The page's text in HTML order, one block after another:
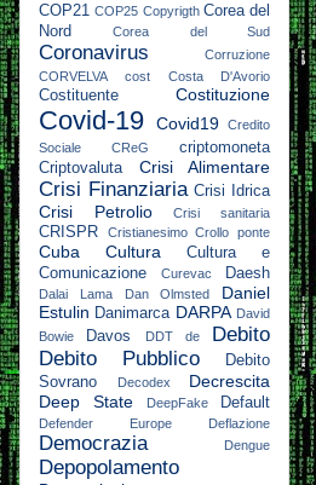
COP21 COP25 Copyrigth Corea del
Nord
Corea del Sud
Coronavirus
Corruzione
CORVELVA
cost Costa D'Avorio
Costituente Costituzione
Covid-19 Covid19
Credito
Sociale
CReG
criptomoneta
Criptovaluta
Crisi Alimentare
Crisi Finanziaria Crisi Idrica
Crisi Petrolio Crisi sanitaria
CRISPR Cristianesimo Crollo ponte
Cuba Cultura
Cultura e
Comunicazione
Curevac Daesh
Dalai Lama Dan Olmsted
Daniel
Estulin Danimarca DARPA David
Bowie
Davos DDT de
Debito
Debito Pubblico
Debito
Sovrano
Decodex
Decrescita
Deep State
DeepFake Default
Defender Europe Deflazione
Democrazia Dengue
Depopolamento